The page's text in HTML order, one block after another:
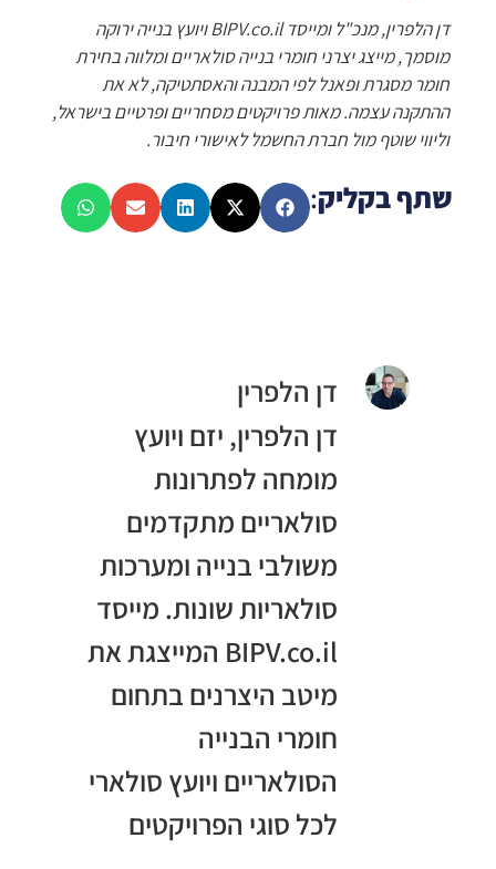
דן הלפרין, מנכ"ל ומייסד BIPV.co.il ויועץ בנייה ירוקה
מוסמך, מייצג יצרני חומרי בנייה סולאריים ומלווה בחירת
חומר מסגרת ופאנל לפי המבנה והאסתטיקה, לא את
ההתקנה עצמה. מאות פרויקטים מסחריים ופרטיים בישראל,
וליווי שוטף מול חברת החשמל לאישורי חיבור.
שתף בקליק:
דן הלפרין
דן הלפרין, יזם ויועץ
מומחה לפתרונות
סולאריים מתקדמים
משולבי בנייה ומערכות
סולאריות שונות. מייסד
BIPV.co.il המייצגת את
מיטב היצרנים בתחום
חומרי הבנייה
הסולאריים ויועץ סולארי
לכל סוגי הפרויקטים